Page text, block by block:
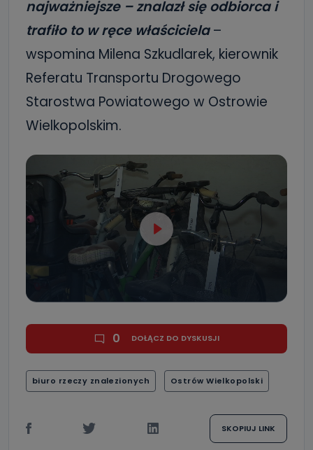
najważniejsze – znalazł się odbiorca i
trafiło to w ręce właściciela–
wspomina Milena Szkudlarek, kierownik
Referatu Transportu Drogowego
Starostwa Powiatowego w Ostrowie
Wielkopolskim.
0 DOŁĄCZ DO DYSKUSJI
biuro rzeczy znalezionych Ostrów Wielkopolski
SKOPIUJ LINK